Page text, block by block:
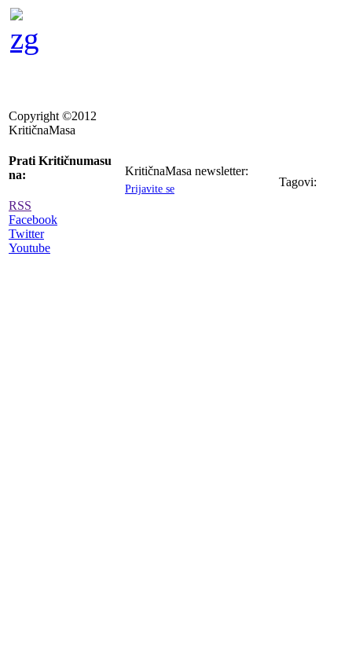
Copyright ©2012
KritičnaMasa
Prati Kritičnumasu
na:
RSS
Facebook
Twitter
Youtube
KritičnaMasa newsletter:
Prijavite se
Tagovi: